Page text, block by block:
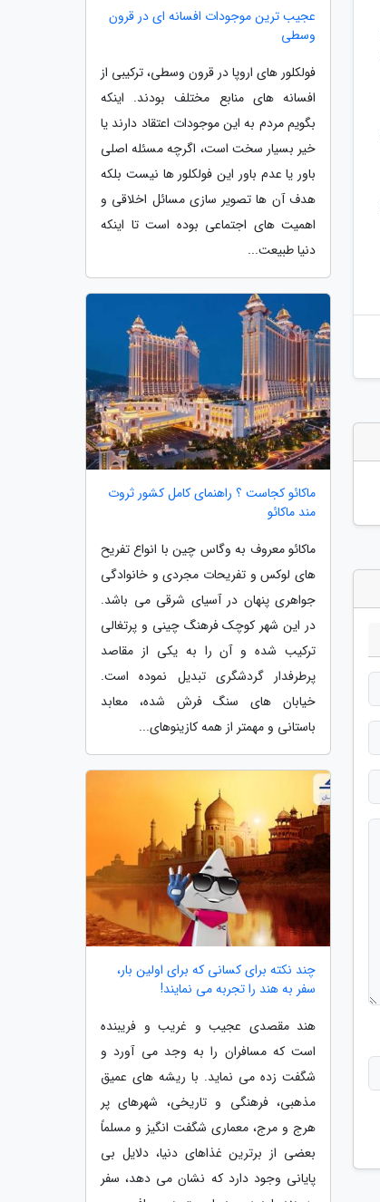
عجیب ترین موجودات افسانه ای در قرون
وسطی
فولکلور های اروپا در قرون وسطی، ترکیبی از
افسانه های منابع مختلف بودند. اینکه
بگویم مردم به این موجودات اعتقاد دارند یا
خیر بسیار سخت است، اگرچه مسئله اصلی
باور یا عدم باور این فولکلور ها نیست بلکه
هدف آن ها تصویر سازی مسائل اخلاقی و
اهمیت های اجتماعی بوده است تا اینکه
دنیا طبیعت...
ماکائو کجاست ؟ راهنمای کامل کشور ثروت
مند ماکائو
ماکائو معروف به وگاس چین با انواع تفریح
های لوکس و تفریحات مجردی و خانوادگی
جواهری پنهان در آسیای شرقی می باشد.
در این شهر کوچک فرهنگ چینی و پرتغالی
ترکیب شده و آن را به یکی از مقاصد
پرطرفدار گردشگری تبدیل نموده است.
خیابان های سنگ فرش شده، معابد
باستانی و مهمتر از همه کازینوهای...
چند نکته برای کسانی که برای اولین بار،
سفر به هند را تجربه می نمایند!
هند مقصدی عجیب و غریب و فریبنده
است که مسافران را به وجد می آورد و
شگفت زده می نماید. با ریشه های عمیق
مذهبی، فرهنگی و تاریخی، شهرهای پر
هرج و مرج، معماری شگفت انگیز و مسلماً
بعضی از برترین غذاهای دنیا، دلایل بی
پایانی وجود دارد که نشان می دهد، سفر